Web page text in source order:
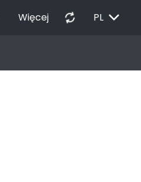
Więcej autorenew PL EXPAND_MORE